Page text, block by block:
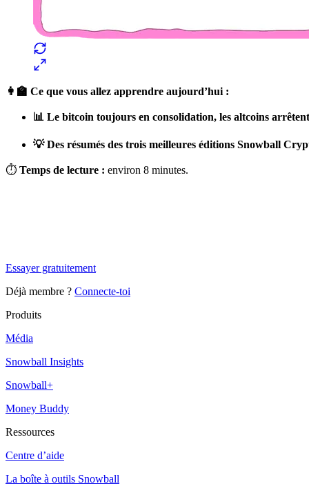
👩‍🏫 Ce que vous allez apprendre aujourd’hui :
📊 Le bitcoin toujours en consolidation, les altcoins
💡 Des résumés des trois meilleures éditions Snowball
⏱ Temps de lecture : environ 8 minutes.
Essayer gratuitement
Déjà membre ? Connecte-toi
Produits
Média
Snowball Insights
Snowball+
Money Buddy
Ressources
Centre d’aide
La boîte à outils Snowball